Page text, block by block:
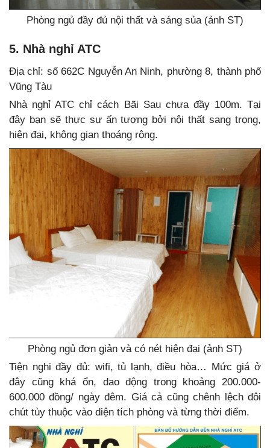
Phòng ngủ đầy đủ nội thất và sáng sủa (ảnh ST)
5. Nhà nghỉ ATC
Địa chỉ: số 662C Nguyễn An Ninh, phường 8, thành phố
Vũng Tàu
Nhà nghỉ ATC chỉ cách Bãi Sau chưa đầy 100m. Tại
đây bạn sẽ thực sự ấn tượng bởi nội thất sang trọng,
hiện đại, không gian thoáng rộng.
Phòng ngủ đơn giản và có nét hiện đại (ảnh ST)
Tiện nghi đầy đủ: wifi, tủ lạnh, điều hòa… Mức giá ở
đây cũng khá ổn, dao động trong khoảng 200.000-
600.000 đồng/ ngày đêm. Giá cả cũng chênh lệch đôi
chút tùy thuộc vào diện tích phòng và từng thời điểm.